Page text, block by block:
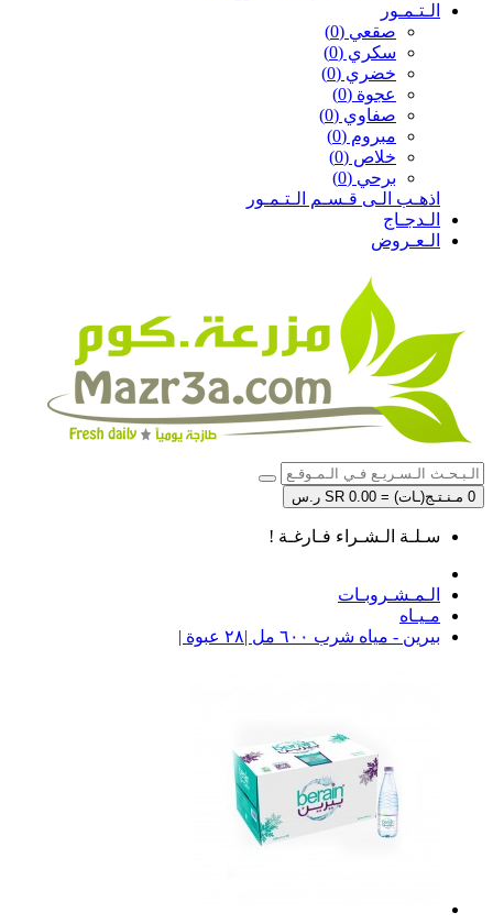
الـتـمـور
صقعي (0)
سكري (0)
خضري (0)
عجوة (0)
صفاوي (0)
مبروم (0)
خلاص (0)
برحي (0)
اذهـب الـى قـسـم الـتـمـور
الـدجـاج
الـعـروض
0 مـنـتـج(ـات) = SR 0.00 ر.س
سـلـة الـشـراء فـارغـة !
الـمـشـروبـات
مـيـاه
بيرين - مياه شرب ٦٠٠ مل |٢٨ عبوة |